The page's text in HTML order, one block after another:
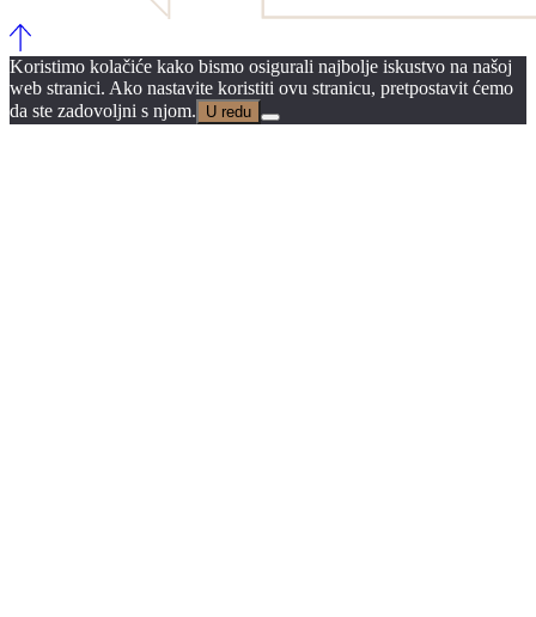
Koristimo kolačiće kako bismo osigurali najbolje iskustvo na našoj
web stranici. Ako nastavite koristiti ovu stranicu, pretpostavit ćemo
da ste zadovoljni s njom.
U redu